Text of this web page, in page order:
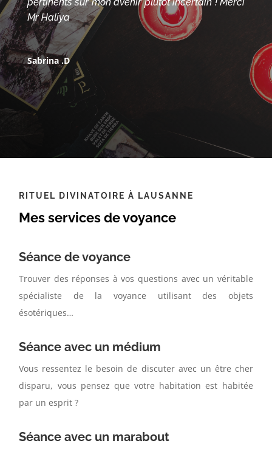
Mr Haliya
Sabrina .D
RITUEL DIVINATOIRE À LAUSANNE
Mes services de voyance
Séance de voyance
Trouver des réponses à vos questions avec un véritable
spécialiste de la voyance utilisant des objets
ésotériques…
Séance avec un médium
Vous ressentez le besoin de discuter avec un être cher
disparu, vous pensez que votre habitation est habitée
par un esprit ?
Séance avec un marabout